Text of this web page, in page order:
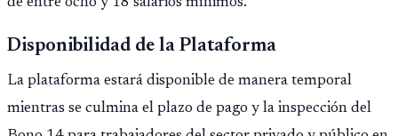
Disponibilidad de la Plataforma
La plataforma estará disponible de manera temporal
mientras se culmina el plazo de pago y la inspección del